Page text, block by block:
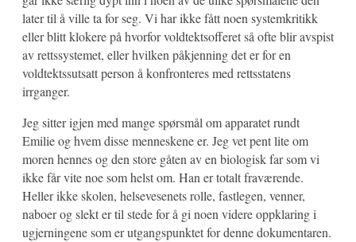
later til å ville ta for seg. Vi har ikke fått noen systemkritikk
eller blitt klokere på hvorfor voldtektsofferet så ofte blir avspist
av rettssystemet, eller hvilken påkjenning det er for en
voldtektssutsatt person å konfronteres med rettsstatens
irrganger.
Jeg sitter igjen med mange spørsmål om apparatet rundt
Emilie og hvem disse menneskene er. Jeg vet pent lite om
moren hennes og den store gåten av en biologisk far som vi
ikke får vite noe som helst om. Han er totalt fraværende.
Heller ikke skolen, helsevesenets rolle, fastlegen, venner,
naboer og slekt er til stede for å gi noen videre oppklaring i
ugjerningene som er utgangspunktet for denne dokumentaren.